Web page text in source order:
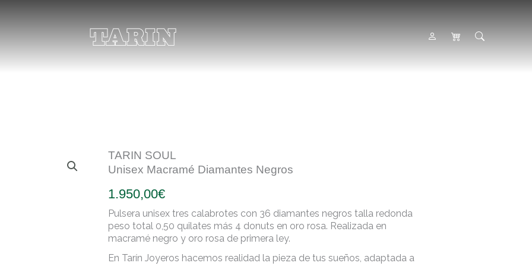
TARIN SOUL
Unisex Macramé Diamantes Negros
1.950,00€
Pulsera unisex tres calabrotes con 36 diamantes negros talla redonda
peso total 0,50 quilates más 4 donuts en oro rosa. Realizada en
macramé negro y oro rosa de primera ley.
En Tarín Joyeros hacemos realidad la pieza de tus sueños, adaptada a